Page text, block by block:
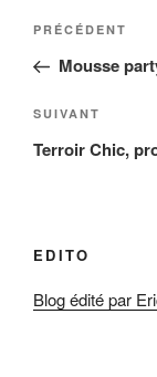
Navigation
l’article
Article
précédent
PRÉCÉDENT
Mousse
Article
suivant
SUIVANT
Terroir Chic,
EDITO
Blog édité par